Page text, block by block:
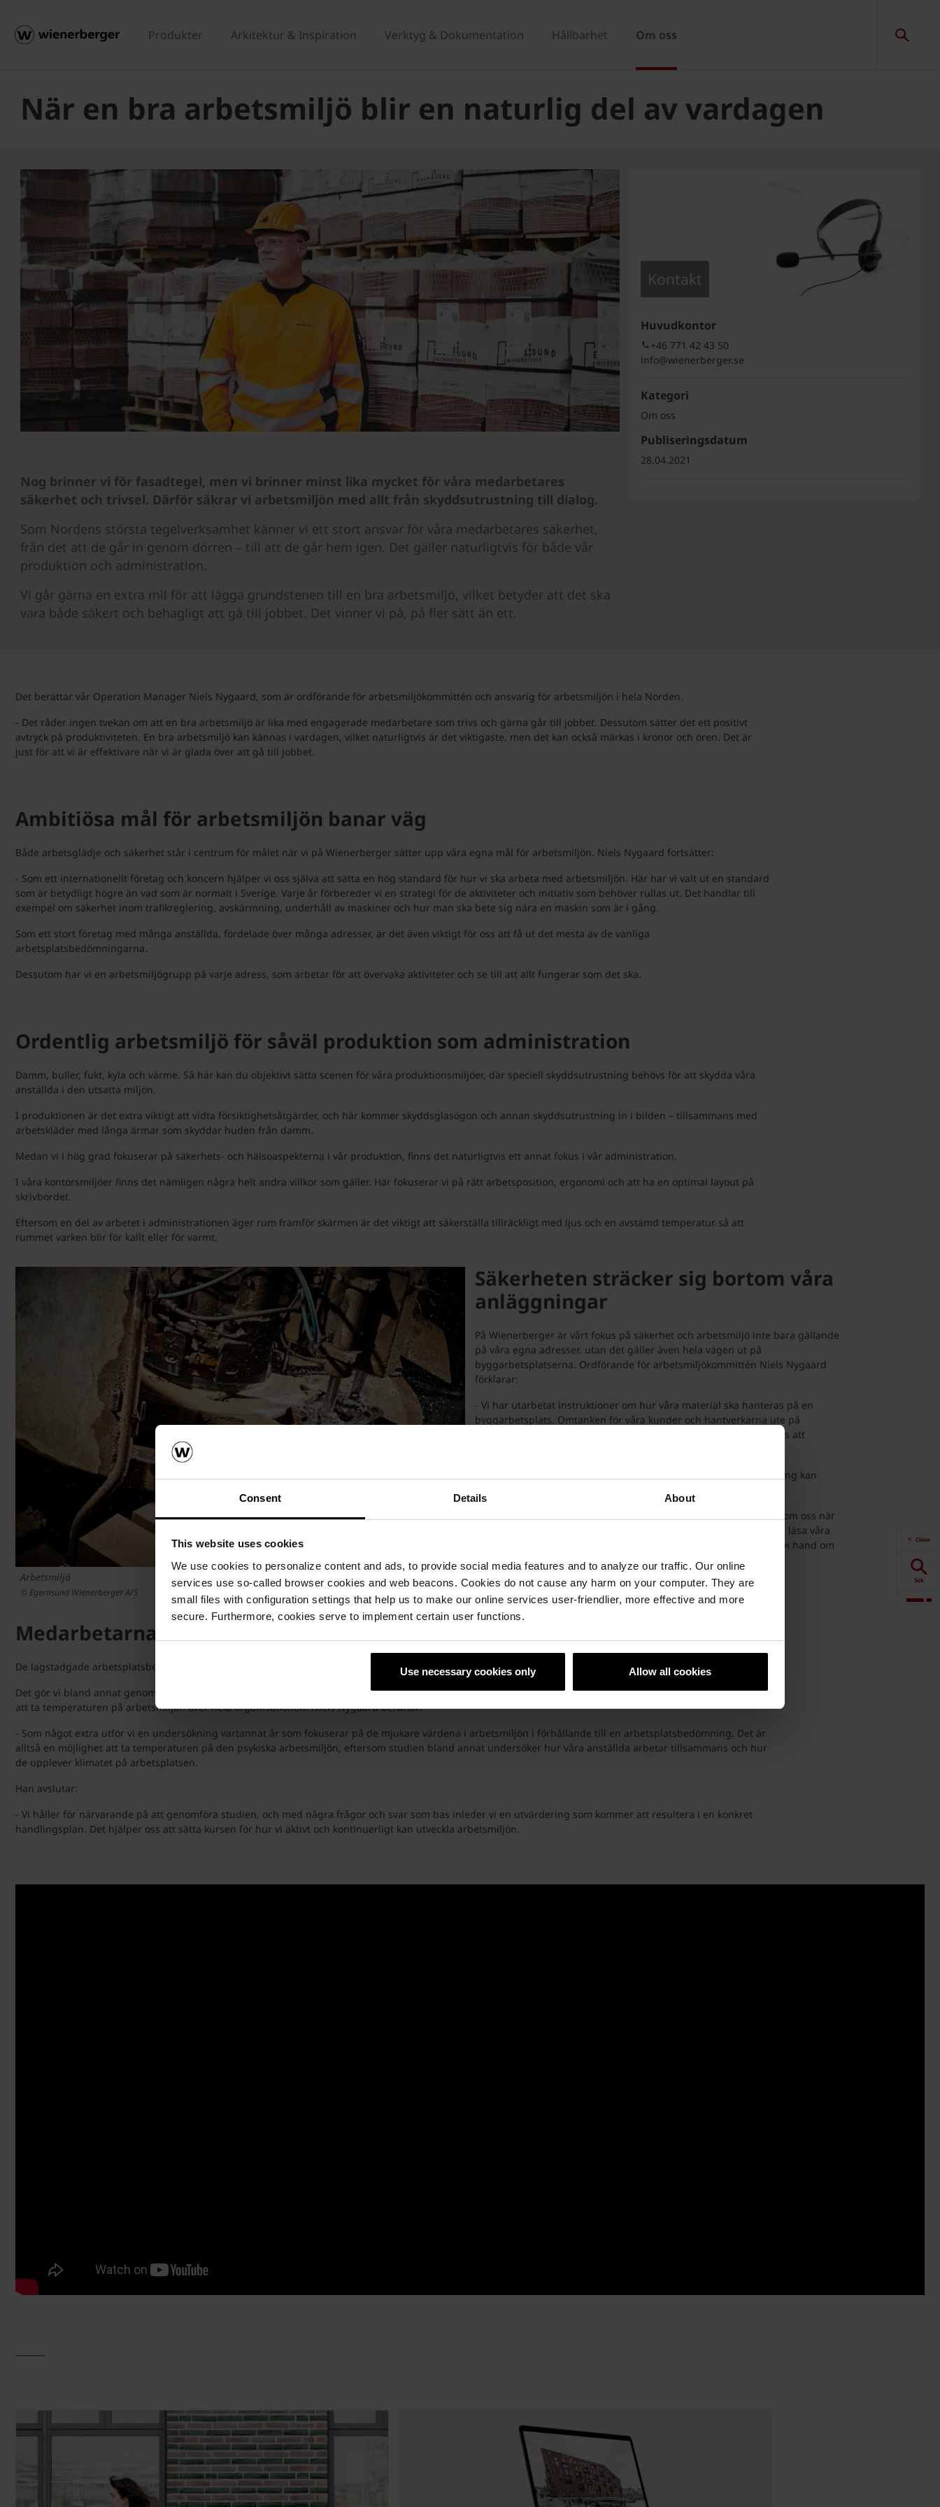
Consent Details About
This website uses cookies
We use cookies to personalize content and ads, to provide social media features and to analyze our traffic. Our online
services use so-called browser cookies and web beacons. Cookies do not cause any harm on your computer. They are
small files with configuration settings that help us to make our online services user-friendlier, more effective and more
secure. Furthermore, cookies serve to implement certain user functions.
Use necessary cookies only Allow all cookies
Produkter Arkitektur & Inspiration Verktyg & Dokumentation Hållbarhet Om oss
När en bra arbetsmiljö blir en naturlig del av vardagen
Nog brinner vi för fasadtegel, men vi brinner minst lika mycket för våra medarbetares
säkerhet och trivsel. Därför säkrar vi arbetsmiljön med allt från skyddsutrustning till dialog.
Som Nordens största tegelverksamhet känner vi ett stort ansvar för våra medarbetares säkerhet,
från det att de går in genom dörren – till att de går hem igen. Det gäller naturligtvis för både vår
produktion och administration.
Vi går gärna en extra mil för att lägga grundstenen till en bra arbetsmiljö, vilket betyder att det ska
vara både säkert och behagligt att gå till jobbet. Det vinner vi på, på fler sätt än ett.
Kontakt
Huvudkontor
+46 771 42 43 50
info@wienerberger.se
Kategori
Om oss
Publiseringsdatum
28.04.2021
Det berättar vår Operation Manager Niels Nygaard, som är ordförande för arbetsmiljökommittén och ansvarig för arbetsmiljön i hela Norden.
- Det råder ingen tvekan om att en bra arbetsmiljö är lika med engagerade medarbetare som trivs och gärna går till jobbet. Dessutom sätter det ett positivt
avtryck på produktiviteten. En bra arbetsmiljö kan kännas i vardagen, vilket naturligtvis är det viktigaste, men det kan också märkas i kronor och ören. Det är
just för att vi är effektivare när vi är glada över att gå till jobbet.
Ambitiösa mål för arbetsmiljön banar väg
Både arbetsglädje och säkerhet står i centrum för målet när vi på Wienerberger sätter upp våra egna mål för arbetsmiljön. Niels Nygaard fortsätter:
- Som ett internationellt företag och koncern hjälper vi oss själva att sätta en hög standard för hur vi ska arbeta med arbetsmiljön. Här har vi valt ut en standard
som är betydligt högre än vad som är normalt i Sverige. Varje år förbereder vi en strategi för de aktiviteter och initiativ som behöver rullas ut. Det handlar till
exempel om säkerhet inom trafikreglering, avskärmning, underhåll av maskiner och hur man ska bete sig nära en maskin som är i gång.
Som ett stort företag med många anställda, fördelade över många adresser, är det även viktigt för oss att få ut det mesta av de vanliga
arbetsplatsbedömningarna.
Dessutom har vi en arbetsmiljögrupp på varje adress, som arbetar för att övervaka aktiviteter och se till att allt fungerar som det ska.
Ordentlig arbetsmiljö för såväl produktion som administration
Damm, buller, fukt, kyla och värme. Så här kan du objektivt sätta scenen för våra produktionsmiljöer, där speciell skyddsutrustning behövs för att skydda våra
anställda i den utsatta miljön.
I produktionen är det extra viktigt att vidta försiktighetsåtgärder, och här kommer skyddsglasögon och annan skyddsutrustning in i bilden – tillsammans med
arbetskläder med långa ärmar som skyddar huden från damm.
Medan vi i hög grad fokuserar på säkerhets- och hälsoaspekterna i vår produktion, finns det naturligtvis ett annat fokus i vår administration.
I våra kontorsmiljöer finns det nämligen några helt andra villkor som gäller. Här fokuserar vi på rätt arbetsposition, ergonomi och att ha en optimal layout på
skrivbordet.
Eftersom en del av arbetet i administrationen äger rum framför skärmen är det viktigt att säkerställa tillräckligt med ljus och en avstämd temperatur så att
rummet varken blir för kallt eller för varmt.
Arbetsmiljö
© Egernsund Wienerberger A/S
Säkerheten sträcker sig bortom våra
anläggningar
På Wienerberger är vårt fokus på säkerhet och arbetsmiljö inte bara gällande
på våra egna adresser, utan det gäller även hela vägen ut på
byggarbetsplatserna. Ordförande för arbetsmiljökommittén Niels Nygaard
förklarar:
- Vi har utarbetat instruktioner om hur våra material ska hanteras på en
byggarbetsplats. Omtanken för våra kunder och hantverkarna ute på
byggarbetsplatsen betyder mycket, och därför är det viktigt för oss att
Instruktionerna berättar bland annat hur lyft och manuell hantering kan
Dessutom använder våra leverantörer samma skyddsutrustning som oss när
de besöker oss på vår anläggning. Gäster på Wienerberger måste läsa våra
säkerhetsinstruktioner och följa anvisningarna - på det sättet tar vi hand om
både besökare och anställda på bäst möjliga sätt.
Medarbetarnas välbefinnande i fokus
De lagstadgade arbetsplatsbedömningarna är en sak, men vi har tagit på oss våra skyddsskor för att visa att arbetsmiljön är viktig för oss.
Det gör vi bland annat genom att utföra en omfattande undersökning bland medarbetare i Wienerberger-koncernen. Det öppnar för dialog och gör det möjligt
att ta temperaturen på arbetsmiljön över hela organisationen: Niels Nygaard berättar:
- Som något extra utför vi en undersökning vartannat år som fokuserar på de mjukare värdena i arbetsmiljön i förhållande till en arbetsplatsbedömning. Det är
alltså en möjlighet att ta temperaturen på den psykiska arbetsmiljön, eftersom studien bland annat undersöker hur våra anställda arbetar tillsammans och hur
de upplever klimatet på arbetsplatsen.
Han avslutar:
- Vi håller för närvarande på att genomföra studien, och med några frågor och svar som bas inleder vi en utvärdering som kommer att resultera i en konkret
handlingsplan. Det hjälper oss att sätta kursen för hur vi aktivt och kontinuerligt kan utveckla arbetsmiljön.
Close
Sök